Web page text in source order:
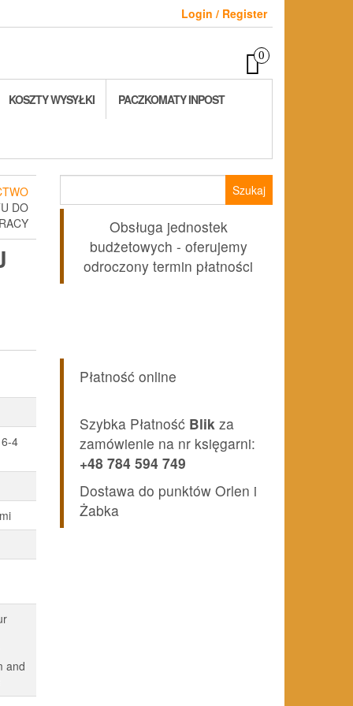
Login / Register
0
KOSZTY WYSYŁKI PACZKOMATY INPOST
DO
4
and
Obsługa jednostek
budżetowych - oferujemy
odroczony termin płatności
Płatność online
Szybka Płatność Blik za
zamówienie na nr księgarni:
+48 784 594 749
Dostawa do punktów Orlen i
Żabka